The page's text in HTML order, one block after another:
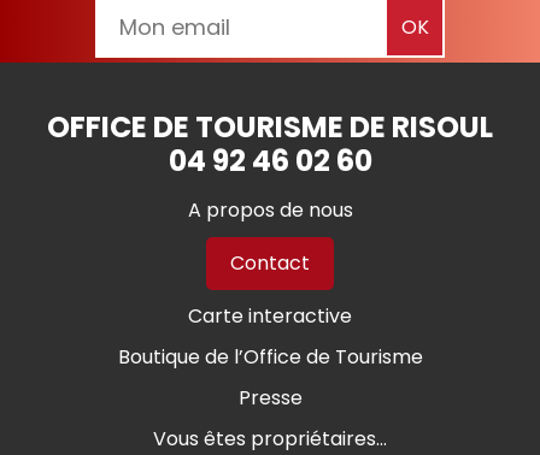
OFFICE DE TOURISME DE RISOUL
04 92 46 02 60
A propos de nous
Contact
Carte interactive
Boutique de l’Office de Tourisme
Presse
Vous êtes propriétaires...